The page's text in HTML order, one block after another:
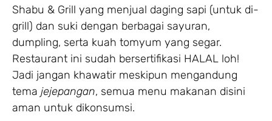
Shabu & Grill yang menjual daging sapi (untuk di-
grill) dan suki dengan berbagai sayuran,
dumpling, serta kuah tomyum yang segar.
Restaurant ini sudah bersertifikasi HALAL loh!
Jadi jangan khawatir meskipun mengandung
tema jejepangan, semua menu makanan disini
aman untuk dikonsumsi.